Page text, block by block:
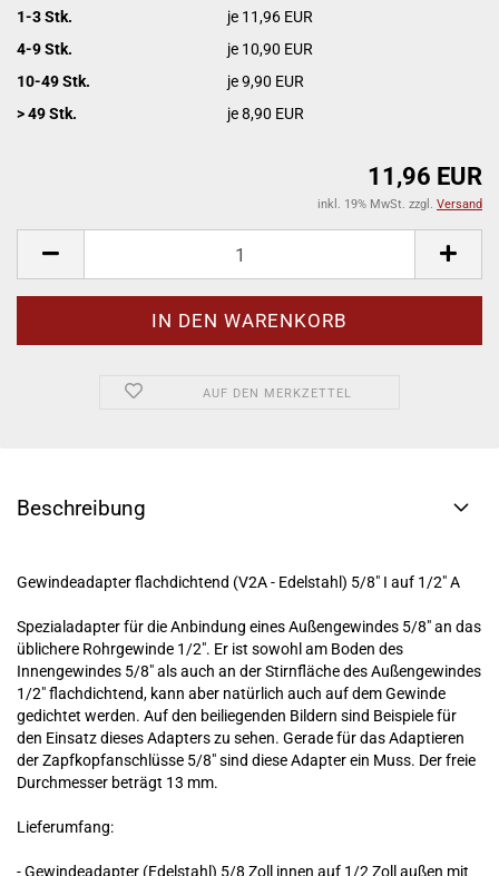
1-3 Stk.
je 11,96 EUR
4-9 Stk.
je 10,90 EUR
10-49 Stk.
je 9,90 EUR
> 49 Stk.
je 8,90 EUR
11,96 EUR
inkl. 19% MwSt. zzgl. Versand
AUF DEN MERKZETTEL
Beschreibung
Gewindeadapter flachdichtend (V2A - Edelstahl) 5/8" I auf 1/2" A
Spezialadapter für die Anbindung eines Außengewindes 5/8" an das
üblichere Rohrgewinde 1/2". Er ist sowohl am Boden des
Innengewindes 5/8" als auch an der Stirnfläche des Außengewindes
1/2" flachdichtend, kann aber natürlich auch auf dem Gewinde
gedichtet werden. Auf den beiliegenden Bildern sind Beispiele für
den Einsatz dieses Adapters zu sehen. Gerade für das Adaptieren
der Zapfkopfanschlüsse 5/8" sind diese Adapter ein Muss. Der freie
Durchmesser beträgt 13 mm.
Lieferumfang:
- Gewindeadapter (Edelstahl) 5/8 Zoll innen auf 1/2 Zoll außen mit